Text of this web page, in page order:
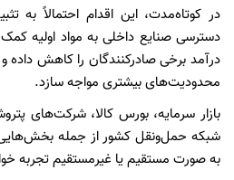
در کوتاه‌مدت، این اقدام احتمالاً به
دسترسی صنایع داخلی به مواد اولیه
درآمد برخی صادرکنندگان را کاهش داده
محدودیت‌های بیشتری مواجه سازد.
بازار سرمایه، بورس کالا، شرکت‌های
شبکه حمل‌ونقل کشور از جمله بخش‌هایی
به صورت مستقیم یا غیرمستقیم تجربه